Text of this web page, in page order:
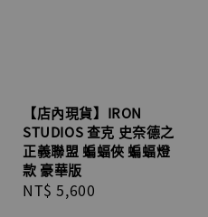
【店內現貨】IRON
STUDIOS 查克 史奈德之
正義聯盟 蝙蝠俠 蝙蝠燈
款 豪華版
Regular
NT$ 5,600